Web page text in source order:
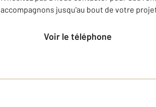
accompagnons jusqu'au bout de votre
Voir le téléphone